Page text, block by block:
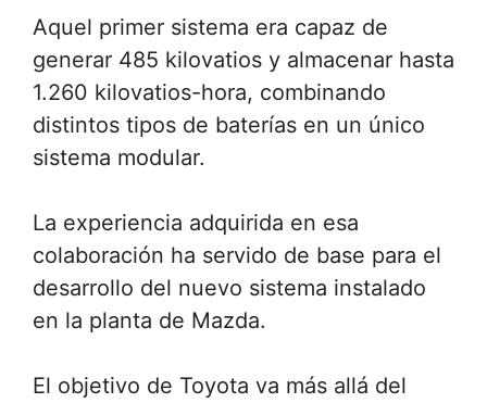
Aquel primer sistema era capaz de
generar 485 kilovatios y almacenar hasta
1.260 kilovatios-hora, combinando
distintos tipos de baterías en un único
sistema modular.
La experiencia adquirida en esa
colaboración ha servido de base para el
desarrollo del nuevo sistema instalado
en la planta de Mazda.
El objetivo de Toyota va más allá del